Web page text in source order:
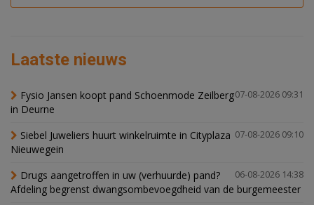
Laatste nieuws
07-08-2026 09:31
Fysio Jansen koopt pand Schoenmode Zeilberg
in Deurne
07-08-2026 09:10
Siebel Juweliers huurt winkelruimte in Cityplaza
Nieuwegein
06-08-2026 14:38
Drugs aangetroffen in uw (verhuurde) pand?
Afdeling begrenst dwangsombevoegdheid van de burgemeester